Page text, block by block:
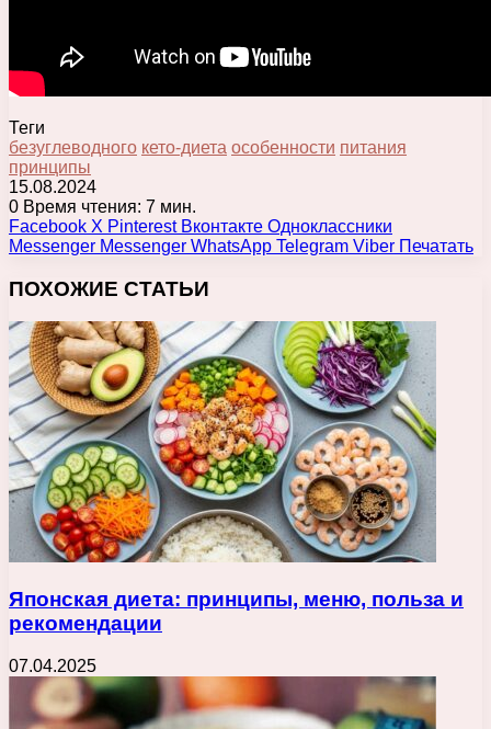
Теги
безуглеводного кето-диета особенности питания
принципы
15.08.2024
0 Время чтения: 7 мин.
Facebook X Pinterest Вконтакте Одноклассники
Messenger Messenger WhatsApp Telegram Viber Печатать
ПОХОЖИЕ СТАТЬИ
Японская диета: принципы, меню, польза и
рекомендации
07.04.2025